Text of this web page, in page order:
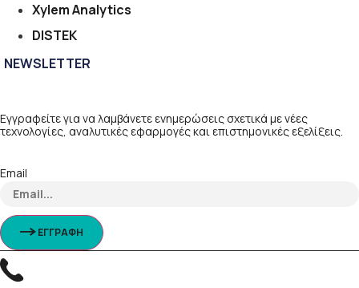
Xylem Analytics
DISTEK
NEWSLETTER
Εγγραφείτε για να λαμβάνετε ενημερώσεις σχετικά με νέες
τεχνολογίες, αναλυτικές εφαρμογές και επιστημονικές εξελίξεις.
Email
ΕΓΓΡΑΦΗ